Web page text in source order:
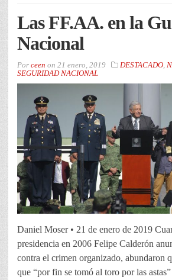
Las FF.AA. en la
Nacional
Por ceen on 21 enero, 2019 DESTACADO,
SEGURIDAD NACIONAL
Daniel Moser • 21 de enero de 2019
presidencia en 2006 Felipe Calderón
contra el crimen organizado, abundaron
que “por fin se tomó al toro por las